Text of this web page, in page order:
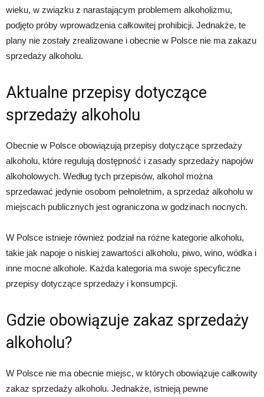
wieku, w związku z narastającym problemem alkoholizmu,
podjęto próby wprowadzenia całkowitej prohibicji. Jednakże, te
plany nie zostały zrealizowane i obecnie w Polsce nie ma zakazu
sprzedaży alkoholu.
Aktualne przepisy dotyczące
sprzedaży alkoholu
Obecnie w Polsce obowiązują przepisy dotyczące sprzedaży
alkoholu, które regulują dostępność i zasady sprzedaży napojów
alkoholowych. Według tych przepisów, alkohol można
sprzedawać jedynie osobom pełnoletnim, a sprzedaż alkoholu w
miejscach publicznych jest ograniczona w godzinach nocnych.
W Polsce istnieje również podział na różne kategorie alkoholu,
takie jak napoje o niskiej zawartości alkoholu, piwo, wino, wódka i
inne mocne alkohole. Każda kategoria ma swoje specyficzne
przepisy dotyczące sprzedaży i konsumpcji.
Gdzie obowiązuje zakaz sprzedaży
alkoholu?
W Polsce nie ma obecnie miejsc, w których obowiązuje całkowity
zakaz sprzedaży alkoholu. Jednakże, istnieją pewne